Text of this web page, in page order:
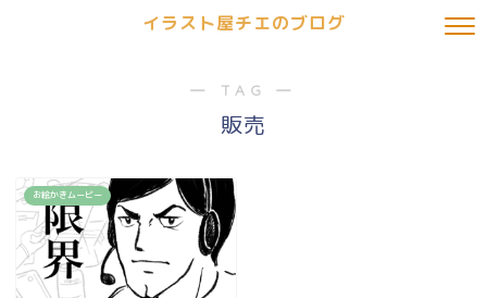
イラスト屋チエのブログ
― TAG ―
販売
お絵かきムービー